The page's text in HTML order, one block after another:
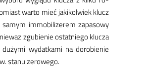
war­to mieć ja­ki­kol­wiek klucz
sa­mym im­mo­bi­li­ze­rem za­pa­so­wy
zgu­bie­nie ostat­nie­go klu­cza
wy­dat­ka­mi na do­ro­bie­nie
sta­nu ze­ro­we­go.